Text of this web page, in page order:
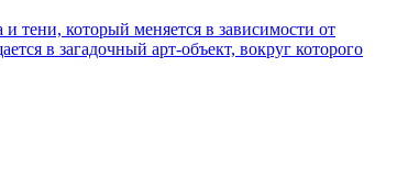
тени, который меняется в зависимости от
в загадочный арт-объект, вокруг которого